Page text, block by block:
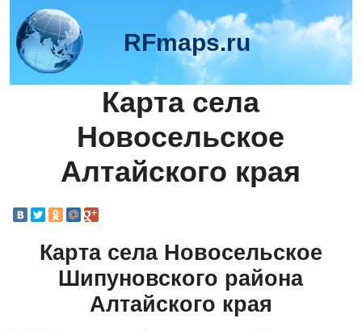
RFmaps.ru
Карта села
Новосельское
Алтайского края
Карта села Новосельское
Шипуновского района
Алтайского края